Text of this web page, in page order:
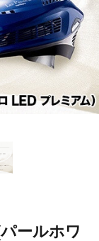
ールホワ